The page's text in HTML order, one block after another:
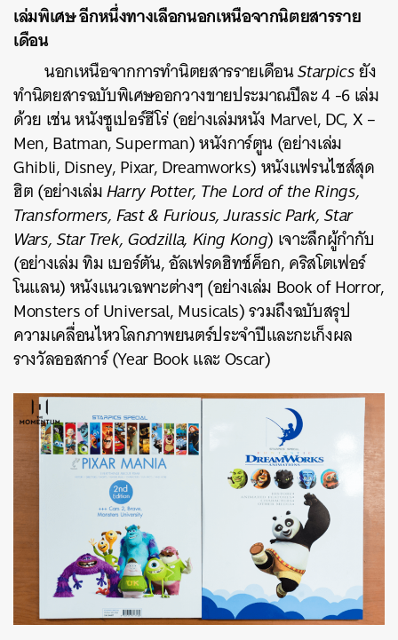
เล่มพิเศษ อีกหนึ่งทางเลือกนอกเหนือจากนิตยสารราย
เดือน
นอกเหนือจากการทำนิตยสารรายเดือนStarpicsยัง
ทำนิตยสารฉบับพิเศษออกวางขายประมาณปีละ 4 -6 เล่ม
ด้วย เช่น หนังซูเปอร์ฮีโร่ (อย่างเล่มหนัง Marvel, DC, X –
Men, Batman, Superman) หนังการ์ตูน (อย่างเล่ม
Ghibli, Disney, Pixar, Dreamworks) หนังแฟรนไชส์สุด
ฮิต (อย่างเล่มHarry Potter, The Lord of the Rings,
Transformers, Fast & Furious, Jurassic Park, Star
Wars, Star Trek, Godzilla, King Kong) เจาะลึกผู้กำกับ
(อย่างเล่ม ทิม เบอร์ตัน, อัลเฟรดฮิทช์ค็อก, คริสโตเฟอร์
โนแลน) หนังแนวเฉพาะต่างๆ (อย่างเล่ม Book of Horror,
Monsters of Universal, Musicals) รวมถึงฉบับสรุป
ความเคลื่อนไหวโลกภาพยนตร์ประจำปีและกะเก็งผล
รางวัลออสการ์ (Year Book และ Oscar)